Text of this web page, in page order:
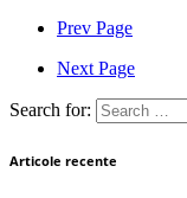
Prev Page
Next Page
Search for:
Articole recente